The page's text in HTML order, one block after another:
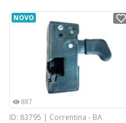
NOVO
887
ID: 83795 | Correntina - BA